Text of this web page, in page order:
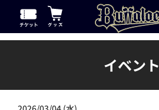
イベント